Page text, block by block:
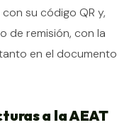
su código QR y,
de remisión, con la
tanto en el documento
a la AEAT